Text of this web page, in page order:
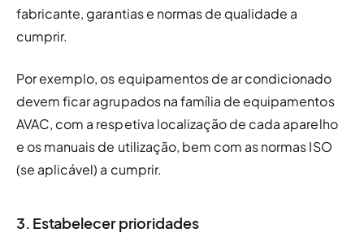
fabricante, garantias e normas de qualidade a
cumprir.
Por exemplo, os equipamentos de ar condicionado
devem ficar agrupados na família de equipamentos
AVAC, com a respetiva localização de cada aparelho
e os manuais de utilização, bem com as normas ISO
(se aplicável) a cumprir.
3. Estabelecer prioridades